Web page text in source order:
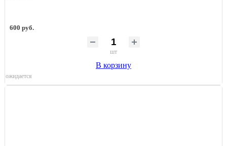
600 руб.
шт
В корзину
ожидается